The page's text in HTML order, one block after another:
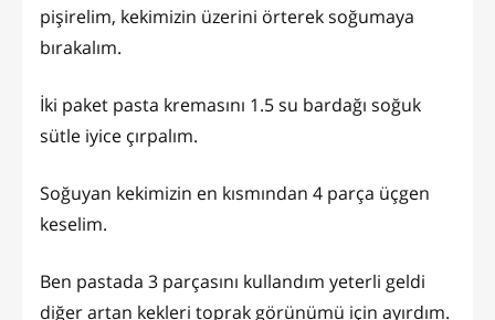
pişirelim, kekimizin üzerini örterek soğumaya
bırakalım.
İki paket pasta kremasını 1.5 su bardağı soğuk
sütle iyice çırpalım.
Soğuyan kekimizin en kısmından 4 parça üçgen
keselim.
Ben pastada 3 parçasını kullandım yeterli geldi
diğer artan kekleri toprak görünümü için ayırdım.